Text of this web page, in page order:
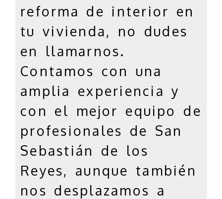
reforma de interior en
tu vivienda, no dudes
en llamarnos.
Contamos con una
amplia experiencia y
con el mejor equipo de
profesionales de San
Sebastián de los
Reyes, aunque también
nos desplazamos a